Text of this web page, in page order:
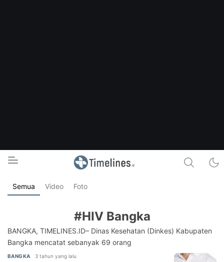
Timelines.id
Media Literasi, Sejarah & Budaya
Semua Video Foto
#HIV Bangka
BANGKA, TIMELINES.ID– Dinas Kesehatan (Dinkes) Kabupaten
Bangka mencatat sebanyak 69 orang
BANGKA 3 tahun yang lalu